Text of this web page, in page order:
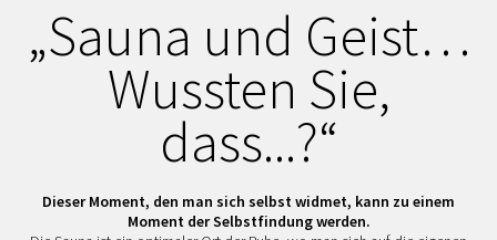
„Sauna und Geist…
Wussten Sie,
dass...?“
Dieser Moment, den man sich selbst widmet, kann zu einem
Moment der Selbstfindung werden.